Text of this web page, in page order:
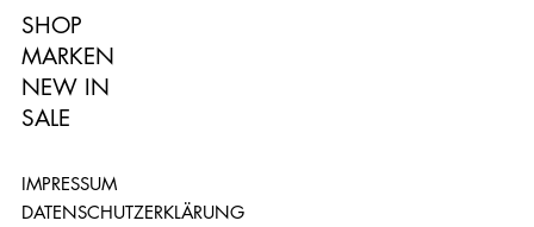
SHOP
MARKEN
NEW IN
SALE
IMPRESSUM
DATENSCHUTZERKLÄRUNG